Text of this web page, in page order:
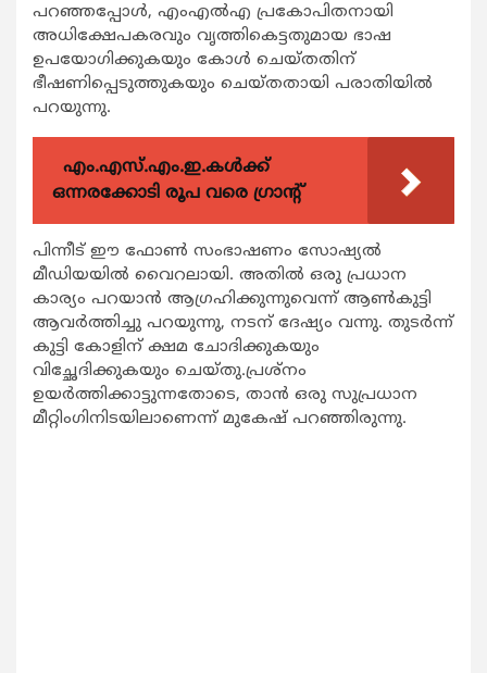
പറഞ്ഞപ്പോള്‍, എംഎല്‍എ പ്രകോപിതനായി
അധിക്ഷേപകരവും വൃത്തികെട്ടതുമായ ഭാഷ
ഉപയോഗിക്കുകയും കോള്‍ ചെയ്തതിന്
ഭീഷണിപ്പെടുത്തുകയും ചെയ്തതായി പരാതിയില്‍
പറയുന്നു.
എം.എസ്.എം.ഇ.കൾക്ക്
ഒന്നരക്കോടി രൂപ വരെ ഗ്രാന്റ്
പിന്നീട് ഈ ഫോണ്‍ സംഭാഷണം സോഷ്യല്‍
മീഡിയയില്‍ വൈറലായി. അതില്‍ ഒരു പ്രധാന
കാര്യം പറയാന്‍ ആഗ്രഹിക്കുന്നുവെന്ന് ആണ്‍കുട്ടി
ആവര്‍ത്തിച്ചു പറയുന്നു, നടന് ദേഷ്യം വന്നു. തുടര്‍ന്ന്
കുട്ടി കോളിന് ക്ഷമ ചോദിക്കുകയും
വിച്ഛേദിക്കുകയും ചെയ്തു.പ്രശ്നം
ഉയര്‍ത്തിക്കാട്ടുന്നതോടെ, താന്‍ ഒരു സുപ്രധാന
മീറ്റിംഗിനിടയിലാണെന്ന് മുകേഷ് പറഞ്ഞിരുന്നു.